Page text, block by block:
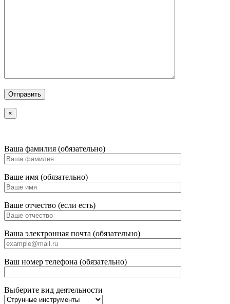
×
Ваша фамилия (обязательно)
Ваше имя (обязательно)
Ваше отчество (если есть)
Ваша электронная почта (обязательно)
Ваш номер телефона (обязательно)
Выберите вид деятельности